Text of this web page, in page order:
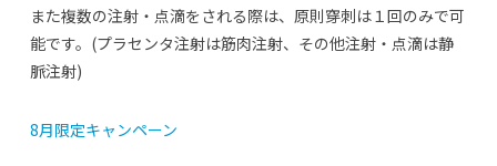
また複数の注射・点滴をされる際は、原則穿刺は１回のみで可
能です。(プラセンタ注射は筋肉注射、その他注射・点滴は静
脈注射)
8月限定キャンペーン